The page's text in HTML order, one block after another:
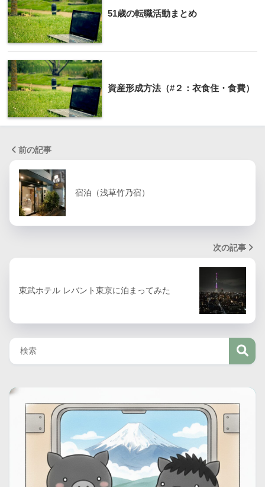
51歳の転職活動まとめ
資産形成方法（#２：衣食住・食費）
前の記事
宿泊（浅草竹乃宿）
次の記事
東武ホテル レバント東京に泊まってみた